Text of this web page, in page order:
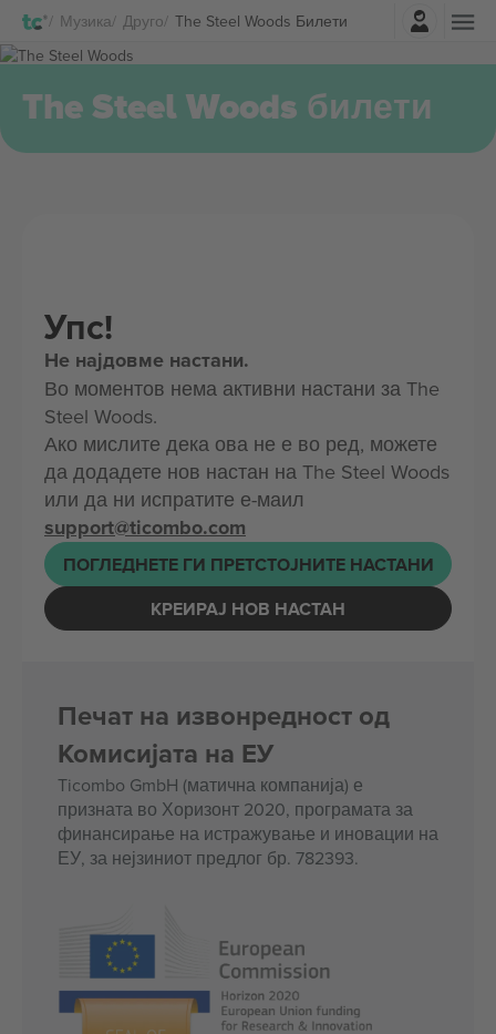
Музика Друго The Steel Woods Билети
Најави се
The Steel Woods билети
Упс!
Не најдовме настани.
Во моментов нема активни настани за The
Steel Woods.
Ако мислите дека ова не е во ред, можете
да додадете нов настан на The Steel Woods
или да ни испратите е-маил
support@ticombo.com
ПОГЛЕДНЕТЕ ГИ ПРЕТСТОЈНИТЕ НАСТАНИ
КРЕИРАЈ НОВ НАСТАН
Печат на извонредност од
Комисијата на ЕУ
Ticombo GmbH (матична компанија) е
призната во Хоризонт 2020, програмата за
финансирање на истражување и иновации на
ЕУ, за нејзиниот предлог бр. 782393.